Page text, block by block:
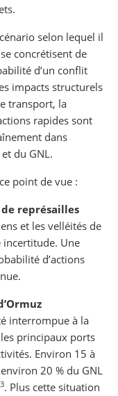
selon lequel il
concrétisent de
d’un conflit
impacts structurels
transport, la
rapides sont
dans
du GNL.
point de vue :
représailles
et les velléités de
incertitude. Une
d’actions
interrompue à la
principaux ports
Environ 15 à
20 % du GNL
3. Plus cette situation